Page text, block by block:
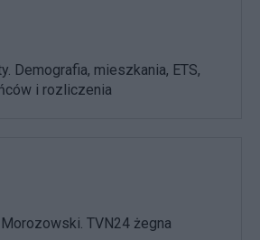
Demografia, mieszkania, ETS,
i rozliczenia
TVN24 żegna